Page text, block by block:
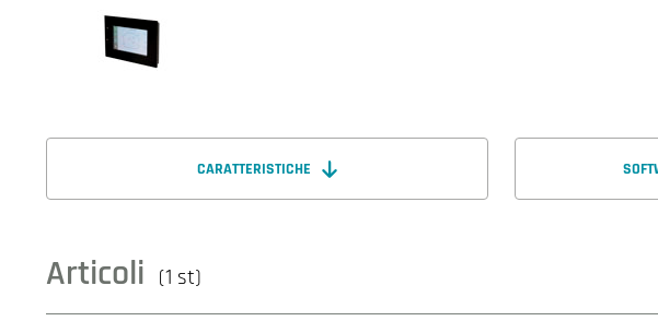
CARATTERISTICHE
Articoli (1 st)